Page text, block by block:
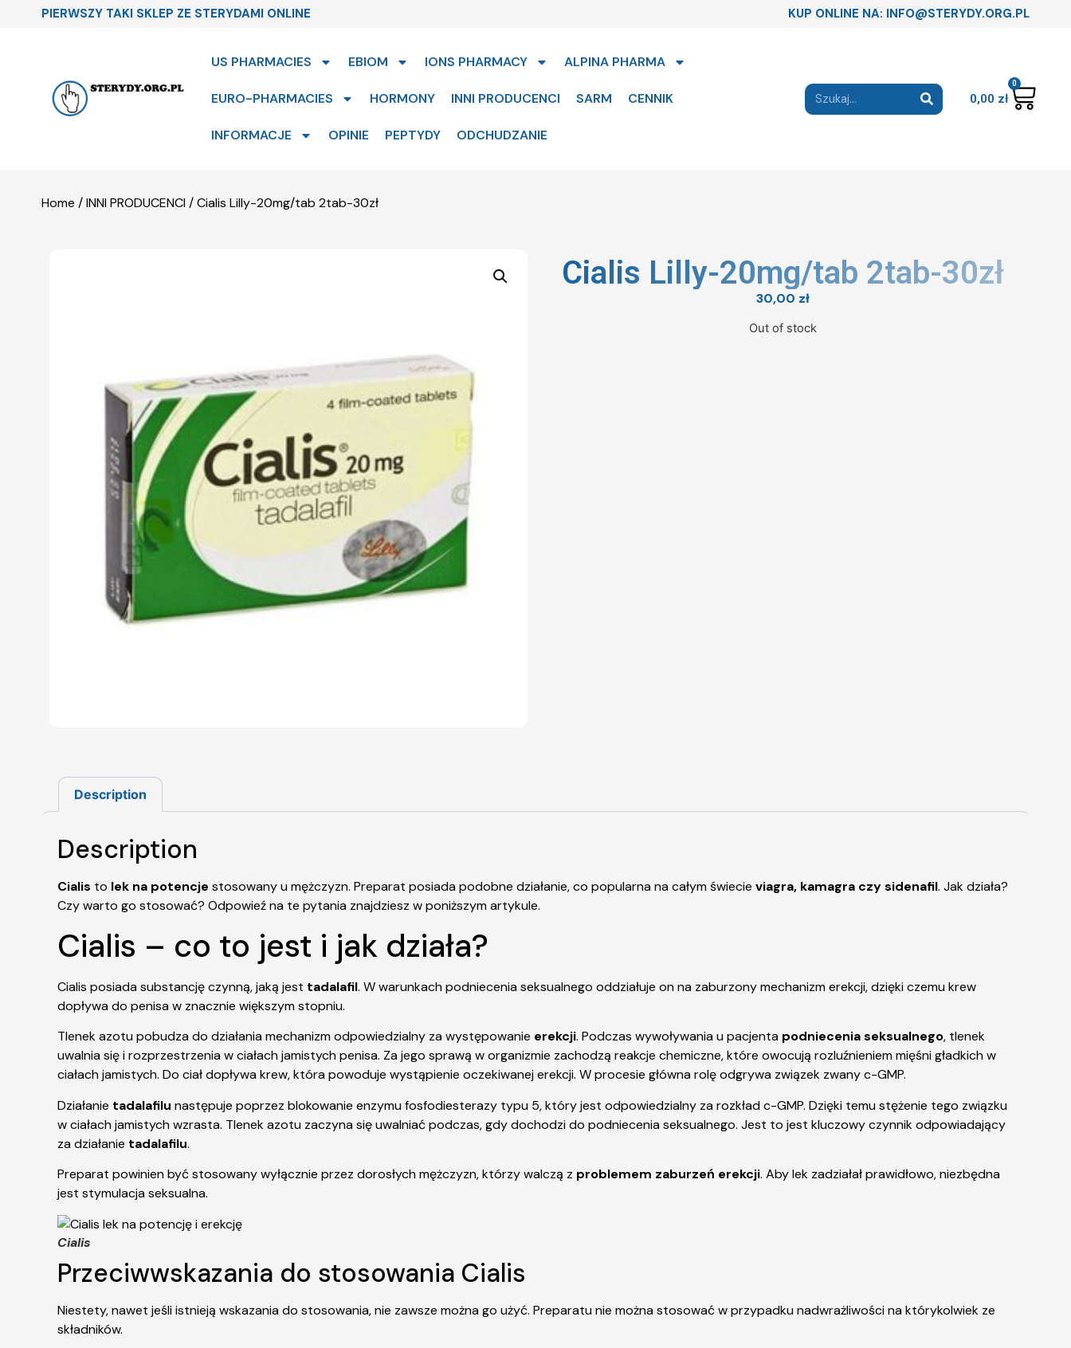
PIERWSZY TAKI SKLEP ZE STERYDAMI ONLINE KUP ONLINE NA: INFO@STERYDY.ORG.PL
US PHARMACIES EBIOM IONS PHARMACY ALPINA PHARMA
EURO-PHARMACIES HORMONY INNI PRODUCENCI SARM CENNIK
INFORMACJE OPINIE PEPTYDY ODCHUDZANIE
0,00 zł
0
Home /INNI PRODUCENCI / Cialis Lilly-20mg/tab 2tab-30zł
Cialis Lilly-20mg/tab 2tab-30zł
30,00 zł
Out of stock
Description
Description
Cialis to lek na potencje stosowany u mężczyzn. Preparat posiada podobne działanie, co popularna na całym świecie viagra, kamagra czy sidenafil. Jak działa?
Czy warto go stosować? Odpowieź na te pytania znajdziesz w poniższym artykule.
Cialis – co to jest i jak działa?
Cialis posiada substancję czynną, jaką jest tadalafil. W warunkach podniecenia seksualnego oddziałuje on na zaburzony mechanizm erekcji, dzięki czemu krew
dopływa do penisa w znacznie większym stopniu.
Tlenek azotu pobudza do działania mechanizm odpowiedzialny za występowanie erekcji. Podczas wywoływania u pacjenta podniecenia seksualnego, tlenek
uwalnia się i rozprzestrzenia w ciałach jamistych penisa. Za jego sprawą w organizmie zachodzą reakcje chemiczne, które owocują rozluźnieniem mięśni gładkich w
ciałach jamistych. Do ciał dopływa krew, która powoduje wystąpienie oczekiwanej erekcji. W procesie główna rolę odgrywa związek zwany c-GMP.
Działanie tadalafilu następuje poprzez blokowanie enzymu fosfodiesterazy typu 5, który jest odpowiedzialny za rozkład c-GMP. Dzięki temu stężenie tego związku
w ciałach jamistych wzrasta. Tlenek azotu zaczyna się uwalniać podczas, gdy dochodzi do podniecenia seksualnego. Jest to jest kluczowy czynnik odpowiadający
za działanie tadalafilu.
Preparat powinien być stosowany wyłącznie przez dorosłych mężczyzn, którzy walczą z problemem zaburzeń erekcji. Aby lek zadziałał prawidłowo, niezbędna
jest stymulacja seksualna.
Cialis
Przeciwwskazania do stosowania Cialis
Niestety, nawet jeśli istnieją wskazania do stosowania, nie zawsze można go użyć. Preparatu nie można stosować w przypadku nadwrażliwości na którykolwiek ze
składników.